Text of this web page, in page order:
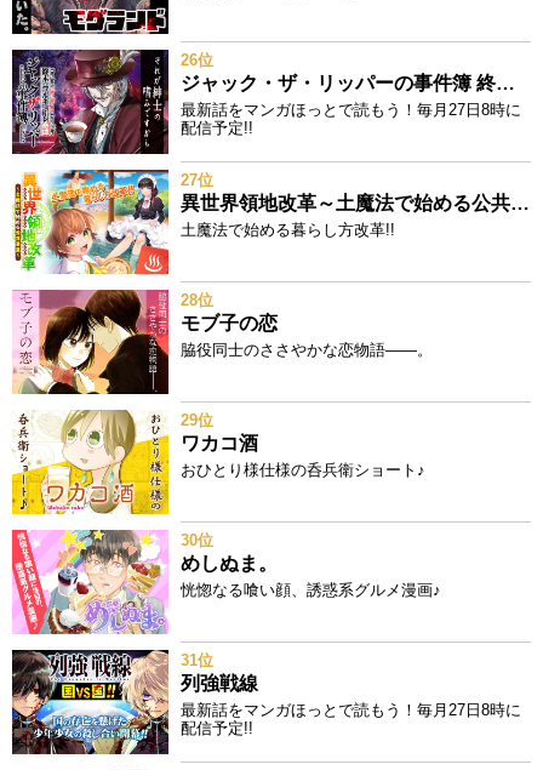
26位
ジャック・ザ・リッパーの事件簿 終末のワルキューレ奇譚
最新話をマンガほっとで読もう！毎月27日8時に
配信予定!!
27位
異世界領地改革～土魔法で始める公共事業～
土魔法で始める暮らし方改革!!
28位
モブ子の恋
脇役同士のささやかな恋物語――。
29位
ワカコ酒
おひとり様仕様の呑兵衛ショート♪
30位
めしぬま。
恍惚なる喰い顔、誘惑系グルメ漫画♪
31位
列強戦線
最新話をマンガほっとで読もう！毎月27日8時に
配信予定!!